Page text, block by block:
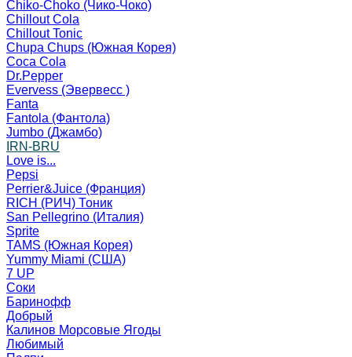
Chiko-Choko (Чико-Чоко)
Chillout Cola
Chillout Tonic
Chupa Chups (Южная Корея)
Coca Cola
Dr.Pepper
Evervess (Эвервесс )
Fanta
Fantola (Фантола)
Jumbo (Джамбо)
IRN-BRU
Love is...
Pepsi
Perrier&Juice (Франция)
RICH (РИЧ) Тоник
San Pellegrino (Италия)
Sprite
TAMS (Южная Корея)
Yummy Miami (США)
7 UP
Соки
Баринофф
Добрый
Калинов Морсовые Ягоды
Любимый